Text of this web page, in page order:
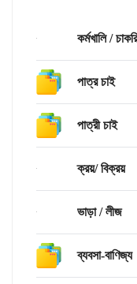
কর্মখালি / চাকরি
পাত্র চাই
পাত্রী চাই
ক্রয়/ বিক্রয়
ভাড়া / লীজ
ব্যবসা-বাণিজ্য